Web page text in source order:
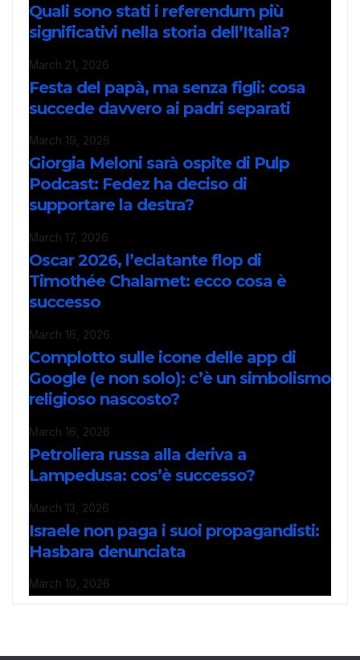
Quali sono stati i referendum più
significativi nella storia dell’Italia?
March 21, 2026
Festa del papà, ma senza figli: cosa
succede davvero ai padri separati
March 19, 2026
Giorgia Meloni sarà ospite di Pulp
Podcast: Fedez ha deciso di
supportare la destra?
March 17, 2026
Oscar 2026, l’eclatante flop di
Timothée Chalamet: ecco cosa è
successo
March 16, 2026
Complotto sulle icone delle app di
Google (e non solo): c’è un simbolismo
religioso nascosto?
March 16, 2026
Petroliera russa alla deriva a
Lampedusa: cos’è successo?
March 13, 2026
Israele non paga i suoi propagandisti:
Hasbara denunciata
March 10, 2026